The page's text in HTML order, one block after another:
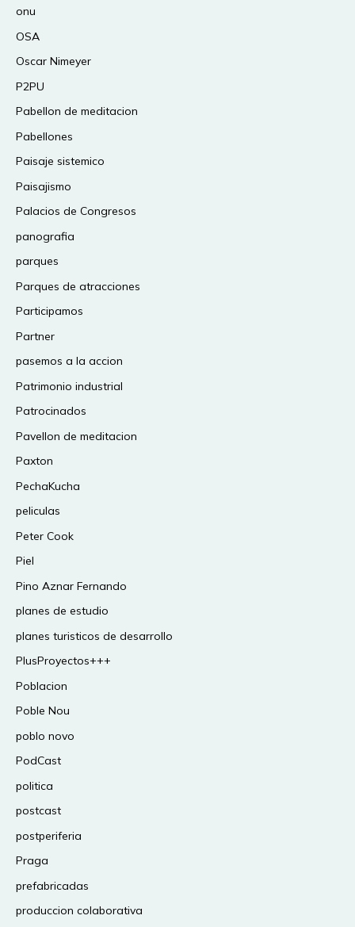
onu
OSA
Oscar Nimeyer
P2PU
Pabellon de meditacion
Pabellones
Paisaje sistemico
Paisajismo
Palacios de Congresos
panografia
parques
Parques de atracciones
Participamos
Partner
pasemos a la accion
Patrimonio industrial
Patrocinados
Pavellon de meditacion
Paxton
PechaKucha
peliculas
Peter Cook
Piel
Pino Aznar Fernando
planes de estudio
planes turisticos de desarrollo
PlusProyectos+++
Poblacion
Poble Nou
poblo novo
PodCast
politica
postcast
postperiferia
Praga
prefabricadas
produccion colaborativa